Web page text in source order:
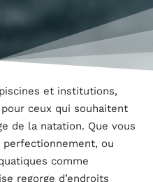
et institutions,
ceux qui souhaitent
de la natation. Que vous
ou
comme
regorge d’endroits